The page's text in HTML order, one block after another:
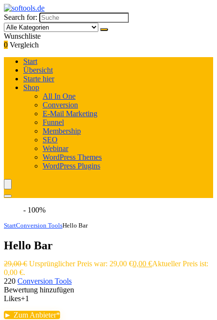
Search for:
Wunschliste
0 Vergleich
Start
Übersicht
Starte hier
Shop
All In One
Conversion
E-Mail Marketing
Funnel
Membership
SEO
Webinar
WordPress Themes
WordPress Plugins
- 100%
StartConversion ToolsHello Bar
Hello Bar
29,00€ Ursprünglicher Preis war: 29,00 €0,00 €Aktueller Preis ist:
0,00 €.
220 Conversion Tools
Bewertung hinzufügen
Likes+1
► Zum Anbieter